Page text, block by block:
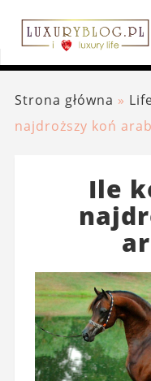
Strona główna »
najdroższy koń
Ile